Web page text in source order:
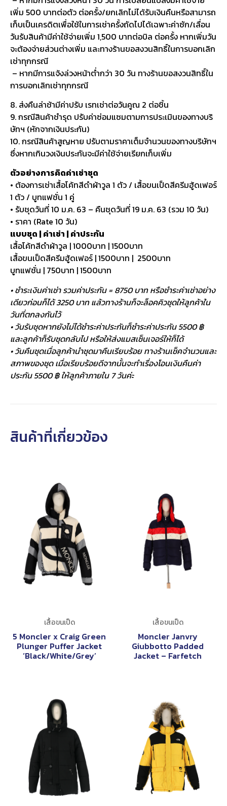
เพิ่ม 500 บาทต่อตัว ต่อครั้ง/ยกเลิกไม่ได้รับเงินคืนหรือสามารถ
เก็บเป็นเครดิตเพื่อใช้ในการเช่าครั้งถัดไปได้เฉพาะค่าซัก/เลื่อน
วันรับสินค้ามีค่าใช้จ่ายเพิ่ม 1,500 บาทต่อบิล ต่อครั้ง หากเพิ่มวัน
จะต้องจ่ายส่วนต่างเพิ่ม และทางร้านขอสงวนสิทธิ์ในการบอกเลิก
เช่าทุกกรณี
– หากมีการแจ้งล่วงหน้าต่ำกว่า 30 วัน ทางร้านขอสงวนสิทธิ์ใน
การบอกเลิกเช่าทุกกรณี
8. ส่งคืนล่าช้ามีค่าปรับ เรทเช่าต่อวันคูณ 2 ต่อชิ้น
9. กรณีสินค้าชำรุด ปรับค่าซ่อมแซมตามการประเมินของทางบริ
ษัทฯ (หักจากเงินประกัน)
10. กรณีสินค้าสูญหาย ปรับตามราคาเต็มจำนวนของทางบริษัทฯ
ซึ่งหากเกินวงเงินประกันจะมีค่าใช้จ่ายเรียกเก็บเพิ่ม
ตัวอย่างการคิดค่าเช่าชุด
• ต้องการเช่าเสื้อโค้ทสีดำผ้าวูล 1 ตัว / เสื้อขนเป็ดสีครีมฮู้ดเฟอร์
1 ตัว / บูทแฟชั่น 1 คู่
• รับชุดวันที่ 10 ม.ค. 63 – คืนชุดวันที่ 19 ม.ค. 63 (รวม 10 วัน)
• ราคา (Rate 10 วัน)
แบบชุด | ค่าเช่า | ค่าประกัน
เสื้อโค้ทสีดำผ้าวูล | 1000บาท | 1500บาท
เสื้อขนเป็ดสีครีมฮู้ดเฟอร์ | 1500บาท | 2500บาท
บูทแฟชั่น | 750บาท | 1500บาท
• ชำระเงินค่าเช่า รวมค่าประกัน = 8750 บาท หรือชำระค่าเช่าอย่าง
เดียวก่อนก็ได้ 3250 บาท แล้วทางร้านก็จะล็อคคิวชุดให้ลูกค้าใน
วันที่ตกลงกันไว้
• วันรับชุดหากยังไม่ได้ชำระค่าประกันก็ชำระค่าประกัน 5500 ฿
และลูกค้าก็รับชุดกลับไป หรือให้ส่งแมสเซ็นเจอร์ให้ก็ได้
• วันคืนชุดเมื่อลูกค้านำชุดมาคืนเรียบร้อย ทางร้านเช็คจำนวนและ
สภาพของชุด เมื่อเรียบร้อยดีจากนั้นจะทำเรื่องโอนเงินคืนค่า
ประกัน 5500 ฿ ให้ลูกค้าภายใน 7 วันค่ะ
สินค้าที่เกี่ยวข้อง
เสื้อขนเป็ด
5 Moncler x Craig Green
Plunger Puffer Jacket
‘Black/White/Grey’
เสื้อขนเป็ด
Moncler Janvry
Giubbotto Padded
Jacket – Farfetch